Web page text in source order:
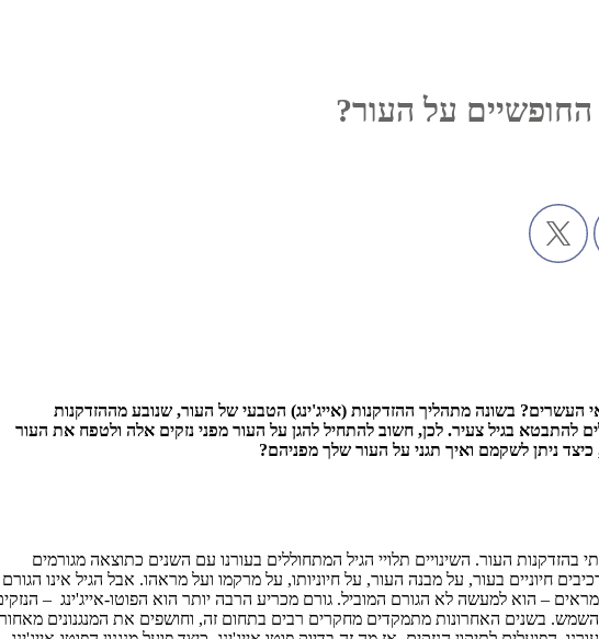
על העור?
העשרים? בשונה מתהליך ההזדקנות (אייג'ינג) הטבעי של העור, שנובע מההזדקנות
להתבטא בגיל צעיר. לכן, חשוב להתחיל להגן על העור מפני נזקים אלה ולטפח את העור
ניתן לשקמם ואיך תגני על העור שלך מפניהם?
בהזדקנות העור. השינויים תלויי הגיל המתחוללים בעורנו עם השנים כתוצאה מגורמים
חיוניים בעור, על מבנה העור, על חיוניותו, על מרקמו ועל מראהו. אבל הגיל אינו הגורם
– הוא למעשה לא הגורם המוביל. גורם מכריע הרבה יותר הוא הפוטו-אייג'ינג –
בשנים האחרונות מתמקדים מחקרים רבים בתחום זה, וחושפים את המנגנונים